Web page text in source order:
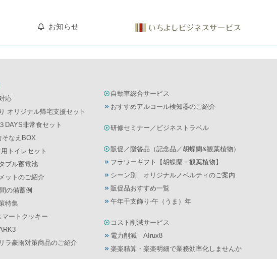
お知らせ
応
オリジナル帰宅支援セット
DAYS非常食セット
そなえBOX
トイレセット
ブル蓄電池
ットのご紹介
の備蓄例
特集
ートクッキー
ラ豪雨対策商品のご紹介
自動車総合サービス
おすすめアルコール検知器のご紹介
研修セミナー／ビジネストラベル
販促／贈答品（記念品／胡蝶蘭&観葉植物）
フラワーギフト【胡蝶蘭・観葉植物】
シーン別 オリジナルノベルティのご案内
販促品おすすめ一覧
午年干支飾り-午（うま）年
コスト削減サービス
電力削減 AIrux8
楽楽精算・楽楽明細で業務効率化しませんか